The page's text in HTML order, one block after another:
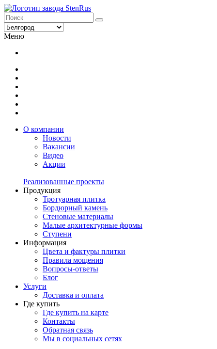
Меню
О компании
Новости
Вакансии
Видео
Акции
Реализованные проекты
Продукция
Тротуарная плитка
Бордюрный камень
Стеновые материалы
Малые архитектурные формы
Ступени
Информация
Цвета и фактуры плитки
Правила мощения
Вопросы-ответы
Блог
Услуги
Доставка и оплата
Где купить
Где купить на карте
Контакты
Обратная связь
Мы в социальных сетях